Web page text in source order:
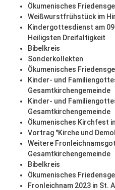
Ökumenisches
Weißwurstfrühstück im
Kindergottesdienst am
Heiligsten Dreifaltigkeit
Bibelkreis
Sonderkollekten
Ökumenisches
Kinder- und
Gesamtkirchengemeinde
Kinder- und
Gesamtkirchengemeinde
Ökumenisches Kirchfest
Vortrag "Kirche und
Weitere
Gesamtkirchengemeinde
Bibelkreis
Ökumenisches
Fronleichnam 2023 in St.